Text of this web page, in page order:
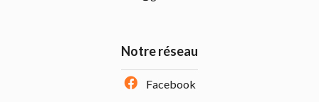
Notre réseau
Facebook